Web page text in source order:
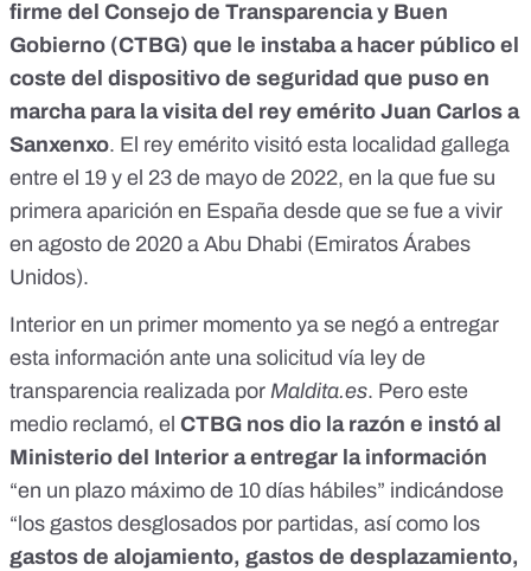
firme del Consejo de Transparencia y Buen
Gobierno (CTBG) que le instaba a hacer público el
coste del dispositivo de seguridad que puso en
marcha para la visita del rey emérito Juan Carlos a
Sanxenxo. El rey emérito visitó esta localidad gallega
entre el 19 y el 23 de mayo de 2022, en la que fue su
primera aparición en España desde que se fue a vivir
en agosto de 2020 a Abu Dhabi (Emiratos Árabes
Unidos).
Interior en un primer momento ya se negó a entregar
esta información ante una solicitud vía ley de
transparencia realizada por Maldita.es. Pero este
medio reclamó, el CTBG nos dio la razón e instó al
Ministerio del Interior a entregar la información
“en un plazo máximo de 10 días hábiles” indicándose
“los gastos desglosados por partidas, así como los
gastos de alojamiento, gastos de desplazamiento,